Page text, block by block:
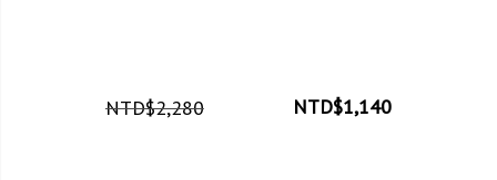
NTD$1,140
NTD$2,280